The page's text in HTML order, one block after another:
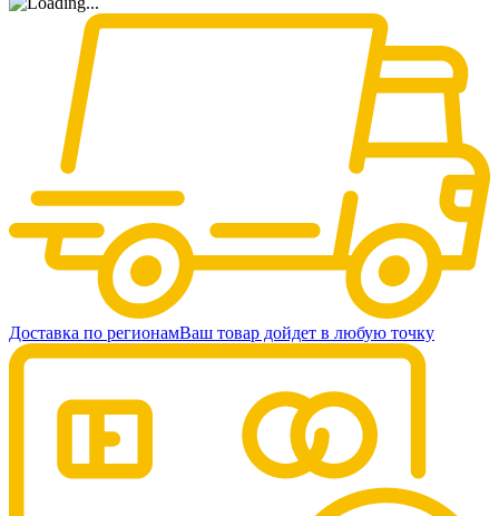
Доставка по регионамВаш товар дойдет в любую точку